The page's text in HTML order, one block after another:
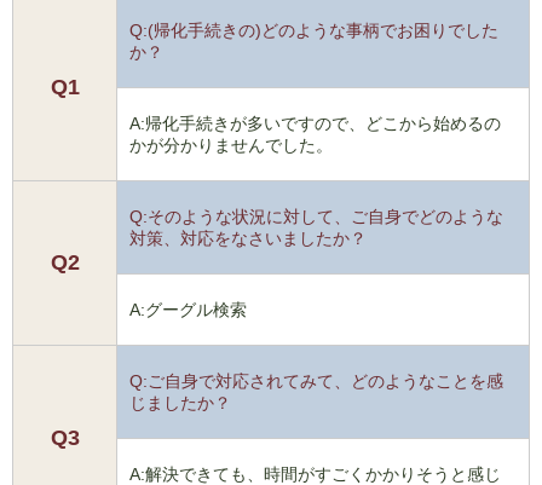
Q1
Q:(帰化手続きの)どのような事柄でお困りでした
か？
A:帰化手続きが多いですので、どこから始めるの
かが分かりませんでした。
Q2
Q:そのような状況に対して、ご自身でどのような
対策、対応をなさいましたか？
A:グーグル検索
Q3
Q:ご自身で対応されてみて、どのようなことを感
じましたか？
A:解決できても、時間がすごくかかりそうと感じ